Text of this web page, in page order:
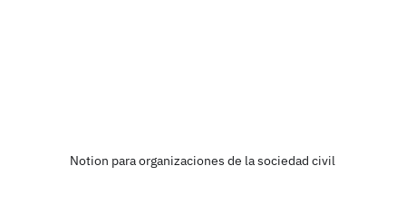
Notion para organizaciones de la sociedad civil